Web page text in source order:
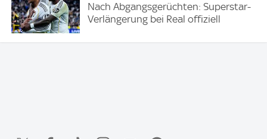
Nach Abgangsgerüchten: Superstar-
Verlängerung bei Real offiziell